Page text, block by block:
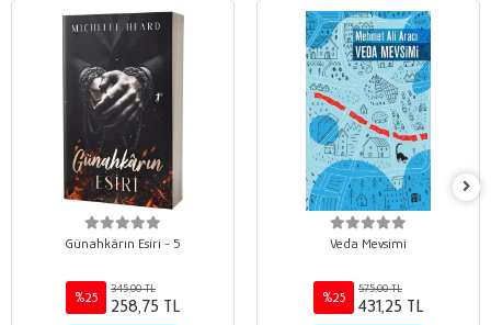
Günahkârın Esiri - 5
%25
345,00 TL
258,75 TL
Veda Mevsimi
%25
575,00 TL
431,25 TL